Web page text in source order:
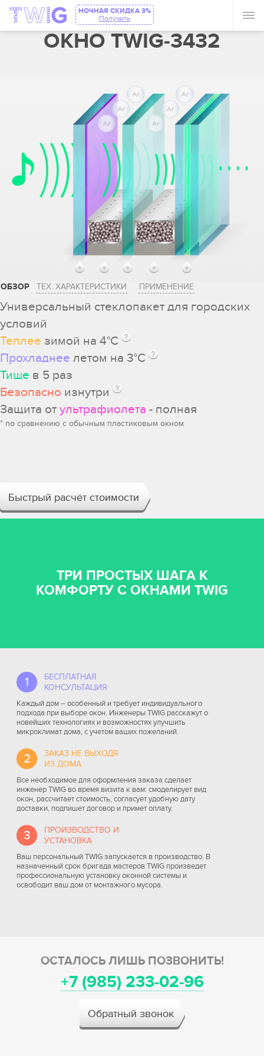
НОЧНАЯ СКИДКА 3%
Получить
ОКНО TWIG-3432
ОБЗОР ТЕХ. ХАРАКТЕРИСТИКИ ПРИМЕНЕНИЕ
Универсальный стеклопакет для городских
условий
Теплее зимой на 4°С
Прохладнее летом на 3°С
Тише в 5 раз
Безопасно изнутри
Защита от ультрафиолета - полная
* по сравнению с обычным пластиковым окном
Быстрый расчёт стоимости
ТРИ ПРОСТЫХ ШАГА К
КОМФОРТУ С ОКНАМИ TWIG
1
БЕСПЛАТНАЯ
КОНСУЛЬТАЦИЯ
Каждый дом – особенный и требует индивидуального
подхода при выборе окон. Инженеры TWIG расскажут о
новейших технологиях и возможностях улучшить
микроклимат дома, с учетом ваших пожеланий.
2
ЗАКАЗ НЕ ВЫХОДЯ
ИЗ ДОМА
Все необходимое для оформления заказа сделает
инженер TWIG во время визита к вам: смоделирует вид
окон, рассчитает стоимость, согласует удобную дату
доставки, подпишет договор и примет оплату.
3
ПРОИЗВОДСТВО И
УСТАНОВКА
Ваш персональный TWIG запускается в производство. В
назначенный срок бригада мастеров TWIG произведет
профессиональную установку оконной системы и
освободит ваш дом от монтажного мусора.
ОСТАЛОСЬ ЛИШЬ ПОЗВОНИТЬ!
+7 (985) 233-02-96
Обратный звонок